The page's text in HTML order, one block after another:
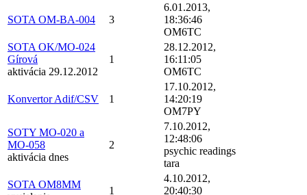
SOTA OM-BA-004 3
6.01.2013,
18:36:46
OM6TC
SOTA OK/MO-024
Gírová
aktivácia 29.12.2012
1
28.12.2012,
16:11:05
OM6TC
Konvertor Adif/CSV 1
17.10.2012,
14:20:19
OM7PY
SOTY MO-020 a
MO-058
aktivácia dnes
2
7.10.2012,
12:48:06
psychic readings
tara
SOTA OM8MM
1
4.10.2012,
20:40:30